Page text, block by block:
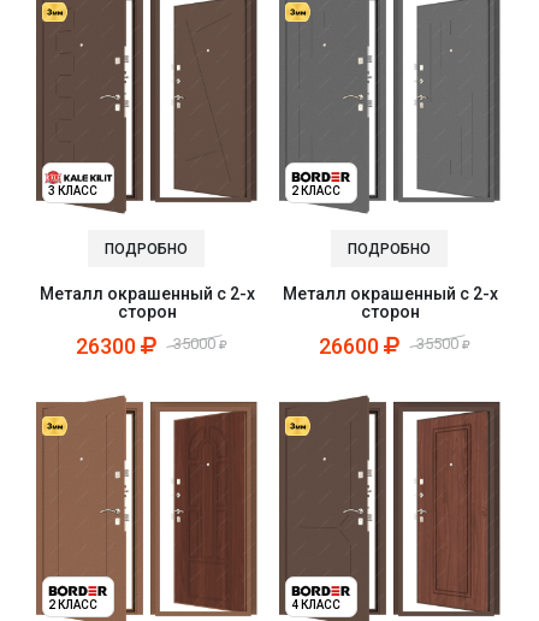
3 КЛАСС
ПОДРОБНО
Металл окрашенный с 2-х
сторон
26300 35000
2 КЛАСС
ПОДРОБНО
Металл окрашенный с 2-х
сторон
26600 35500
2 КЛАСС 4 КЛАСС